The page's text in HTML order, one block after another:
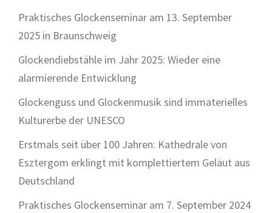
Praktisches Glockenseminar am 13. September
2025 in Braunschweig
Glockendiebstähle im Jahr 2025: Wieder eine
alarmierende Entwicklung
Glockenguss und Glockenmusik sind immaterielles
Kulturerbe der UNESCO
Erstmals seit über 100 Jahren: Kathedrale von
Esztergom erklingt mit komplettiertem Geläut aus
Deutschland
Praktisches Glockenseminar am 7. September 2024